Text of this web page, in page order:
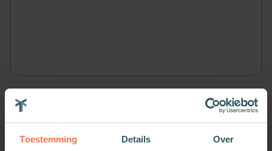
Toestemming Details Over
Meer van deze auteur